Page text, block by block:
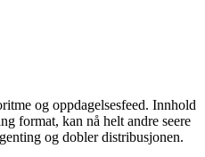
og oppdagelsesfeed. Innhold
format, kan nå helt andre seere
og dobler distribusjonen.